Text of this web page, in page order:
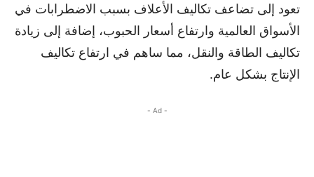
تعود إلى تضاعف تكاليف الأعلاف بسبب الاضطرابات في
الأسواق العالمية وارتفاع أسعار الحبوب، إضافة إلى زيادة
تكاليف الطاقة والنقل، مما ساهم في ارتفاع تكاليف
الإنتاج بشكل عام.
- Ad -